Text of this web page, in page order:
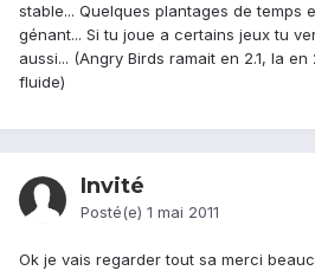
stable... Quelques plantages de temps
génant... Si tu joue a certains jeux tu
aussi... (Angry Birds ramait en 2.1, la
fluide)
Invité
Posté(e) 1 mai 2011
Ok je vais regarder tout sa merci